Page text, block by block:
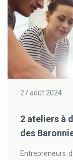
27 août 2024
2 ateliers à
des
Entrepreneurs